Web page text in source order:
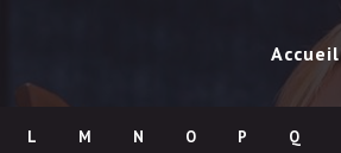
Accueil
L M N O P Q